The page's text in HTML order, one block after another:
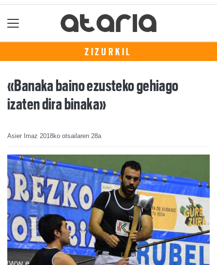
ZIZURKIL
«Banaka baino ezusteko gehiago
izaten dira binaka»
Asier Imaz 2018ko otsailaren 28a